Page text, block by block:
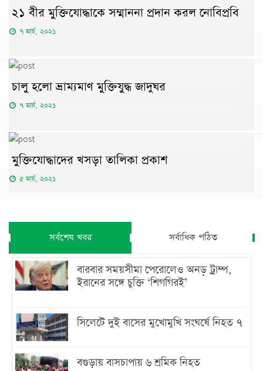
২১ বীর মুক্তিযোদ্ধাকে সম্মাননা প্রদান করল নোবিপ্রবি
৭ মার্চ, ২০২১
চালু হলো ভ্রাম্যমাণ মুক্তিযুদ্ধ জাদুঘর
৭ মার্চ, ২০২১
মুক্তিযোদ্ধাদের খসড়া তালিকা প্রকাশ
৫ মার্চ, ২০২১
সর্বশেষ খবর সর্বাধিক পঠিত
বারবার সময়সীমা পেরোলেও অনড় ট্রাম্প,
ইরানের সঙ্গে চুক্তি ‘শিগগিরই’
সিলেটে দুই বাসের মুখোমুখি সংঘর্ষে নিহত ৭
বগুড়ায় বাসচাপায় ৬ শ্রমিক নিহত